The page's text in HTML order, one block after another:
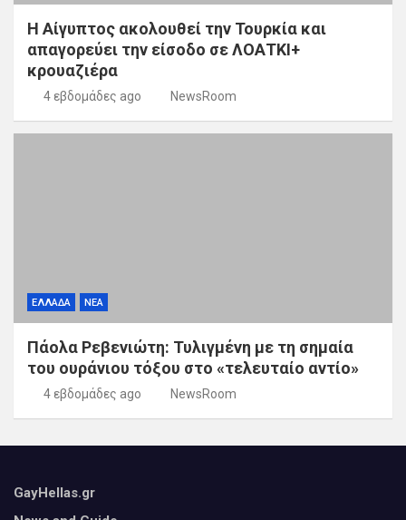
Η Αίγυπτος ακολουθεί την Τουρκία και
απαγορεύει την είσοδο σε ΛΟΑΤΚΙ+
κρουαζιέρα
4 εβδομάδες ago NewsRoom
ΕΛΛΑΔΑ ΝΕΑ
Πάολα Ρεβενιώτη: Τυλιγμένη με τη σημαία
του ουράνιου τόξου στο «τελευταίο αντίο»
4 εβδομάδες ago NewsRoom
GayHellas.gr